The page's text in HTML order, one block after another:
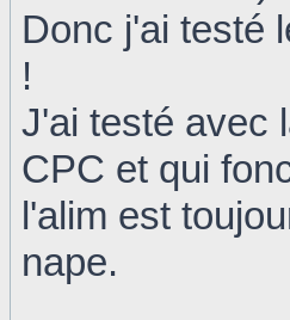
Donc j'ai testé
!
J'ai testé avec
CPC et qui
l'alim est
nape.